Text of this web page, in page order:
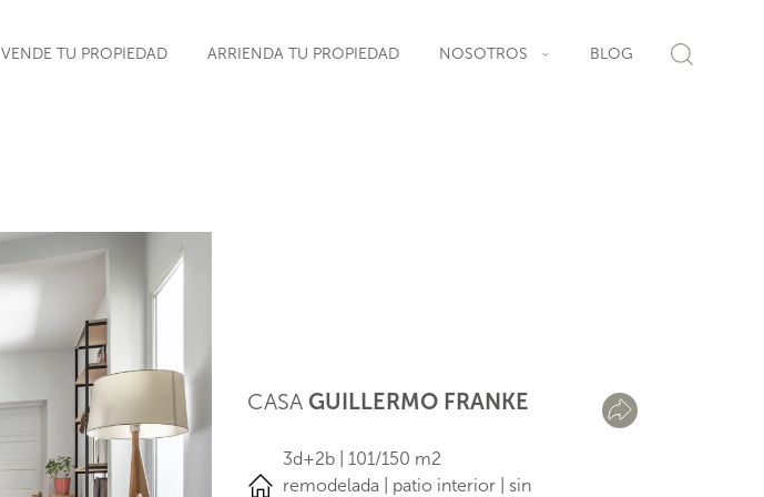
VENDE TU PROPIEDAD ARRIENDA TU PROPIEDAD NOSOTROS BLOG
CASA GUILLERMO FRANKE
3d+2b | 101/150 m2
remodelada | patio interior | sin